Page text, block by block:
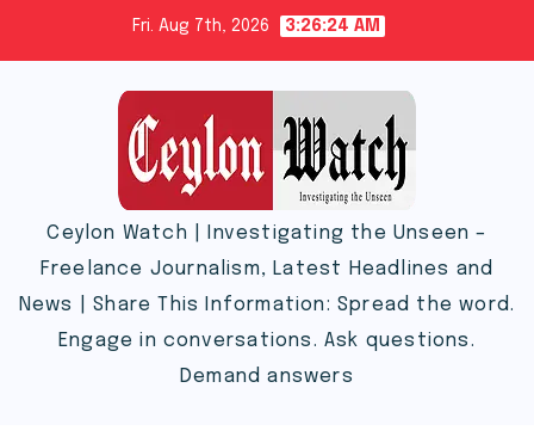
Fri. Aug 7th, 2026 3:26:25 AM
Ceylon Watch | Investigating the Unseen –
Freelance Journalism, Latest Headlines and
News | Share This Information: Spread the word.
Engage in conversations. Ask questions.
Demand answers